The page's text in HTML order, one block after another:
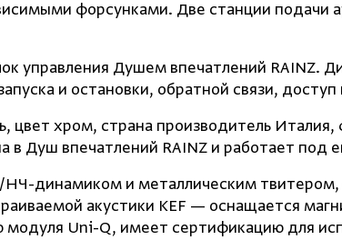
форсунками. Две станции подачи
Душем впечатлений RAINZ.
и остановки, обратной связи,
хром, страна производитель
в Душ впечатлений RAINZ и работает под
НЧ-динамиком и металлическим
акустики KEF — оснащается
Uni-Q, имеет сертификацию для